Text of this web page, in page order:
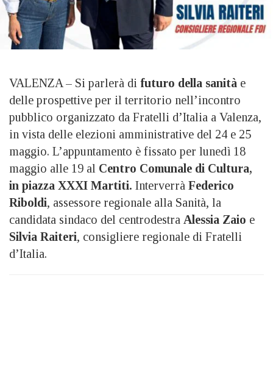
VALENZA – Si parlerà di futuro della sanità e
delle prospettive per il territorio nell’incontro
pubblico organizzato da Fratelli d’Italia a Valenza,
in vista delle elezioni amministrative del 24 e 25
maggio. L’appuntamento è fissato per lunedì 18
maggio alle 19 al Centro Comunale di Cultura,
in piazza XXXI Martiti. Interverrà Federico
Riboldi, assessore regionale alla Sanità, la
candidata sindaco del centrodestra Alessia Zaio e
Silvia Raiteri, consigliere regionale di Fratelli
d’Italia.